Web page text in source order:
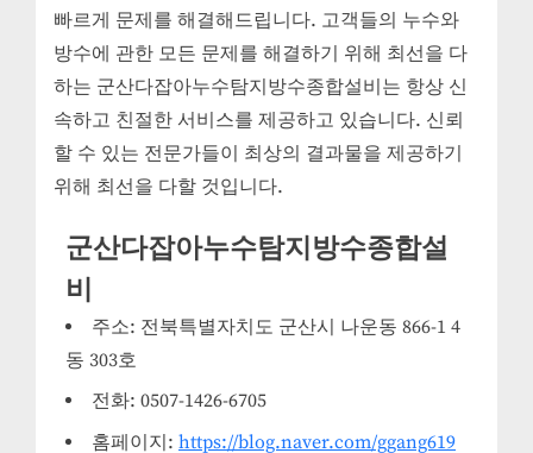
빠르게 문제를 해결해드립니다. 고객들의 누수와
방수에 관한 모든 문제를 해결하기 위해 최선을 다
하는 군산다잡아누수탐지방수종합설비는 항상 신
속하고 친절한 서비스를 제공하고 있습니다. 신뢰
할 수 있는 전문가들이 최상의 결과물을 제공하기
위해 최선을 다할 것입니다.
군산다잡아누수탐지방수종합설
비
주소: 전북특별자치도 군산시 나운동 866-1 4
동 303호
전화: 0507-1426-6705
홈페이지: https://blog.naver.com/ggang619